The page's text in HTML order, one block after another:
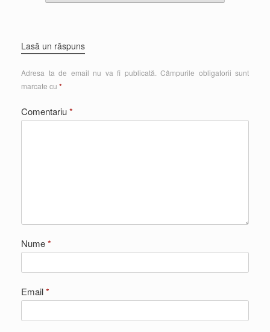
Lasă un răspuns
Adresa ta de email nu va fi publicată. Câmpurile obligatorii sunt
marcate cu *
Comentariu*
Nume*
Email*